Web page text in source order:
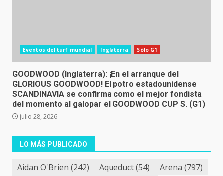
Eventos del turf mundial Inglaterra Sólo G1
GOODWOOD (Inglaterra): ¡En el arranque del
GLORIOUS GOODWOOD! El potro estadounidense
SCANDINAVIA se confirma como el mejor fondista
del momento al galopar el GOODWOOD CUP S. (G1)
julio 28, 2026
LO MÁS PUBLICADO
Aidan O'Brien (242) Aqueduct(54) Arena (797)